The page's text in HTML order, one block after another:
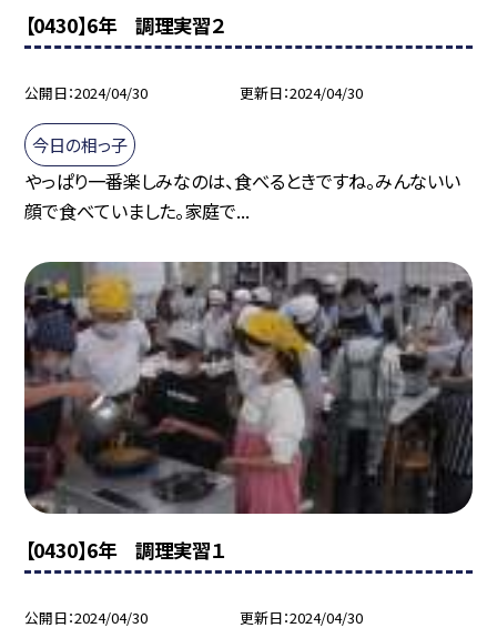
【0430】6年 調理実習２
公開日 2024/04/30 更新日 2024/04/30
今日の相っ子
やっぱり一番楽しみなのは、食べるときですね。みんないい
顔で食べていました。家庭で...
【0430】6年 調理実習１
公開日 2024/04/30 更新日 2024/04/30